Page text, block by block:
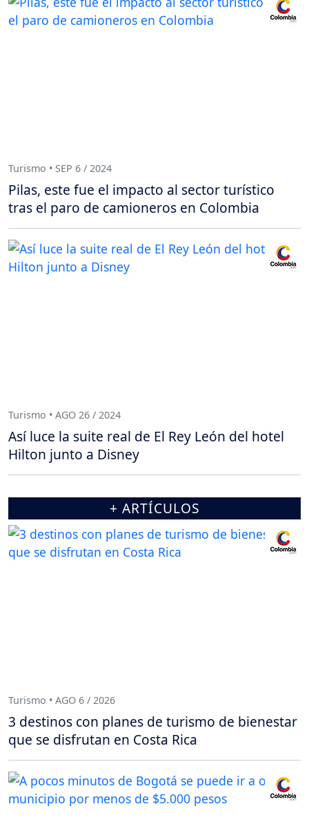
Turismo • SEP 6 / 2024
Pilas, este fue el impacto al sector turístico
tras el paro de camioneros en Colombia
Turismo • AGO 26 / 2024
Así luce la suite real de El Rey León del hotel
Hilton junto a Disney
+ ARTÍCULOS
Turismo • AGO 6 / 2026
3 destinos con planes de turismo de bienestar
que se disfrutan en Costa Rica